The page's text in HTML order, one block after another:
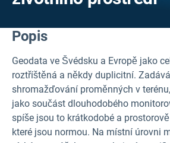
Popis
Geodata ve Švédsku a Evropě jako
roztříštěná a někdy duplicitní.
shromažďování proměnných v
jako součást dlouhodobého
spíše jsou to krátkodobé a
které jsou normou. Na místní úrovni